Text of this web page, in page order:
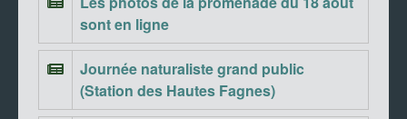
sont en ligne
Journée naturaliste grand public
(Station des Hautes Fagnes)